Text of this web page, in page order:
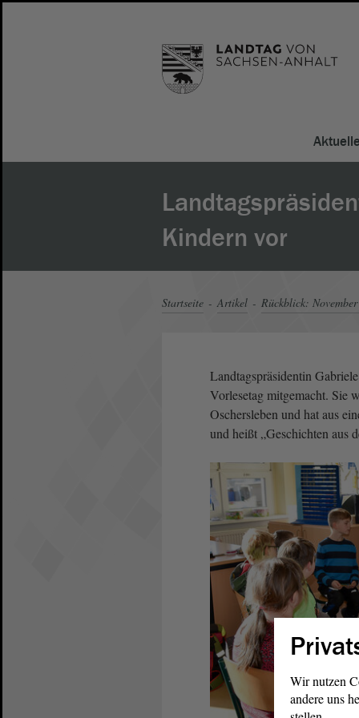
Kindern vor
Startseite Artikel Rückblick:
Landtagspräsidentin
Vorlesetag mitgemacht. Sie
Oschersleben und hat aus
und heißt „Geschichten aus
Wir nutzen
andere uns